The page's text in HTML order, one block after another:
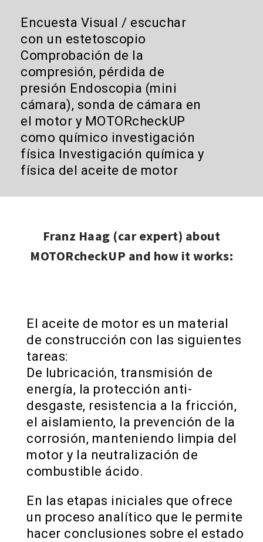
Encuesta Visual / escuchar
con un estetoscopio
Comprobación de la
compresión, pérdida de
presión Endoscopia (mini
cámara), sonda de cámara en
el motor y MOTORcheckUP
como químico investigación
física Investigación química y
física del aceite de motor
Franz Haag (car expert) about
MOTORcheckUP and how it works:
El aceite de motor es un material
de construcción con las siguientes
tareas:
De lubricación, transmisión de
energía, la protección anti-
desgaste, resistencia a la fricción,
el aislamiento, la prevención de la
corrosión, manteniendo limpia del
motor y la neutralización de
combustible ácido.
En las etapas iniciales que ofrece
un proceso analítico que le permite
hacer conclusiones sobre el estado